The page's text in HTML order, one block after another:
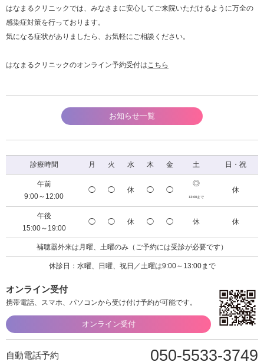
はなまるクリニックでは、みなさまに安心してご来院いただけるように万全の
感染症対策を行っております。
気になる症状がありましたら、お気軽にご相談ください。
はなまるクリニックのオンライン予約受付はこちら
お知らせ一覧
診療時間 月 火 水 木 金 土 日・祝
午前
9:00～12:00
◯ ◯ 休 ◯ ◯
◎
13:00まで
休
午後
15:00～19:00
◯ ◯ 休 ◯ ◯ 休 休
補聴器外来は月曜、土曜のみ（ご予約には受診が必要です）
休診日：水曜、日曜、祝日／土曜は9:00～13:00まで
オンライン受付
携帯電話、スマホ、パソコンから受け付け予約が可能です。
オンライン受付
自動電話予約 050-5533-3749